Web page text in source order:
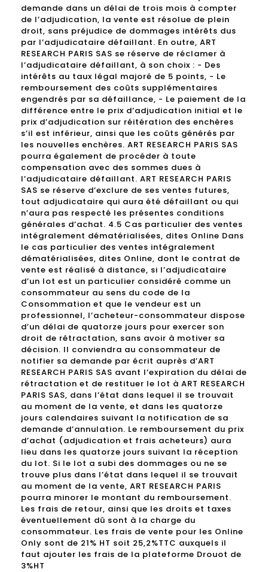
demande dans un délai de trois mois à compter
de l’adjudication, la vente est résolue de plein
droit, sans préjudice de dommages intérêts dus
par l’adjudicataire défaillant. En outre, ART
RESEARCH PARIS SAS se réserve de réclamer à
l’adjudicataire défaillant, à son choix : - Des
intérêts au taux légal majoré de 5 points, - Le
remboursement des coûts supplémentaires
engendrés par sa défaillance, - Le paiement de la
différence entre le prix d’adjudication initial et le
prix d’adjudication sur réitération des enchères
s’il est inférieur, ainsi que les coûts générés par
les nouvelles enchères. ART RESEARCH PARIS SAS
pourra également de procéder à toute
compensation avec des sommes dues à
l’adjudicataire défaillant. ART RESEARCH PARIS
SAS se réserve d’exclure de ses ventes futures,
tout adjudicataire qui aura été défaillant ou qui
n’aura pas respecté les présentes conditions
générales d’achat. 4.5 Cas particulier des ventes
intégralement dématérialisées, dites Online Dans
le cas particulier des ventes intégralement
dématérialisées, dites Online, dont le contrat de
vente est réalisé à distance, si l’adjudicataire
d’un lot est un particulier considéré comme un
consommateur au sens du code de la
Consommation et que le vendeur est un
professionnel, l’acheteur-consommateur dispose
d’un délai de quatorze jours pour exercer son
droit de rétractation, sans avoir à motiver sa
décision. Il conviendra au consommateur de
notifier sa demande par écrit auprès d’ART
RESEARCH PARIS SAS avant l’expiration du délai de
rétractation et de restituer le lot à ART RESEARCH
PARIS SAS, dans l’état dans lequel il se trouvait
au moment de la vente, et dans les quatorze
jours calendaires suivant la notification de sa
demande d’annulation. Le remboursement du prix
d’achat (adjudication et frais acheteurs) aura
lieu dans les quatorze jours suivant la réception
du lot. Si le lot a subi des dommages ou ne se
trouve plus dans l’état dans lequel il se trouvait
au moment de la vente, ART RESEARCH PARIS
pourra minorer le montant du remboursement.
Les frais de retour, ainsi que les droits et taxes
éventuellement dû sont à la charge du
consommateur. Les frais de vente pour les Online
Only sont de 21% HT soit 25,2%TTC auxquels il
faut ajouter les frais de la plateforme Drouot de
3%HT